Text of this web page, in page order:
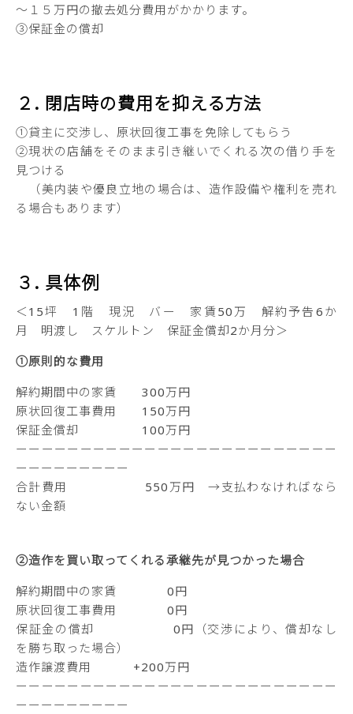
～１５万円の撤去処分費用がかかります。
③保証金の償却
２. 閉店時の費用を抑える方法
①貸主に交渉し、原状回復工事を免除してもらう
②現状の店舗をそのまま引き継いでくれる次の借り手を
見つける
（美内装や優良立地の場合は、造作設備や権利を売れ
る場合もあります）
３. 具体例
＜15坪 1階 現況 バー 家賃50万 解約予告6か
月 明渡し スケルトン 保証金償却2か月分＞
①原則的な費用
解約期間中の家賃 300万円
原状回復工事費用 150万円
保証金償却 100万円
ーーーーーーーーーーーーーーーーーーーーーーーーー
ーーーーーーーーー
合計費用 550万円 →支払わなければなら
ない金額
②造作を買い取ってくれる承継先が見つかった場合
解約期間中の家賃 0円
原状回復工事費用 0円
保証金の償却 0円（交渉により、償却なし
を勝ち取った場合）
造作譲渡費用 +200万円
ーーーーーーーーーーーーーーーーーーーーーーーーー
ーーーーーーーーー